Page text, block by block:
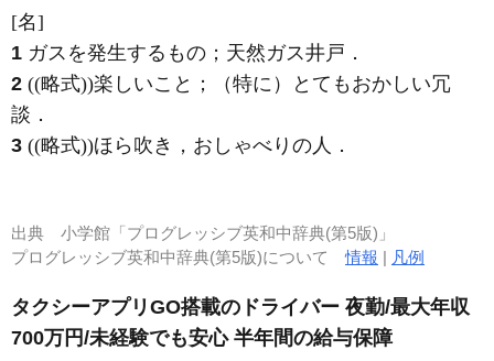
[名]
1 ガスを発生するもの；天然ガス井戸 ．
2 ((略式))楽しいこと；（特に）とてもおかしい冗
談 ．
3 ((略式))ほら吹き，おしゃべりの人 ．
出典 小学館「プログレッシブ英和中辞典(第5版)」
プログレッシブ英和中辞典(第5版)について情報 | 凡例
タクシーアプリGO搭載のドライバー 夜勤/最大年収
700万円/未経験でも安心 半年間の給与保障